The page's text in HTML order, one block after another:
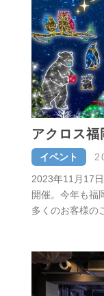
アクロス
イベント
2023年11月17
開催。今年も福
多くのお客様の